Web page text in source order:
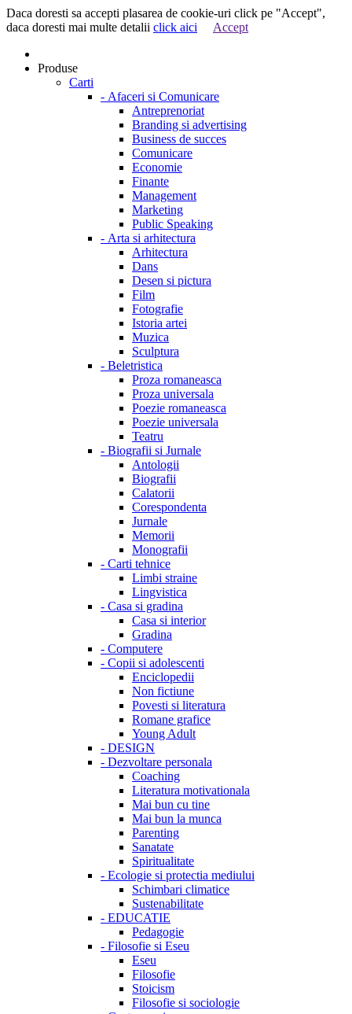
Daca doresti sa accepti plasarea de cookie-uri click pe "Accept",
daca doresti mai multe detalii click aici Accept
Produse
Carti
- Afaceri si Comunicare
Antreprenoriat
Branding si advertising
Business de succes
Comunicare
Economie
Finante
Management
Marketing
Public Speaking
- Arta si arhitectura
Arhitectura
Dans
Desen si pictura
Film
Fotografie
Istoria artei
Muzica
Sculptura
- Beletristica
Proza romaneasca
Proza universala
Poezie romaneasca
Poezie universala
Teatru
- Biografii si Jurnale
Antologii
Biografii
Calatorii
Corespondenta
Jurnale
Memorii
Monografii
- Carti tehnice
Limbi straine
Lingvistica
- Casa si gradina
Casa si interior
Gradina
- Computere
- Copii si adolescenti
Enciclopedii
Non fictiune
Povesti si literatura
Romane grafice
Young Adult
- DESIGN
- Dezvoltare personala
Coaching
Literatura motivationala
Mai bun cu tine
Mai bun la munca
Parenting
Sanatate
Spiritualitate
- Ecologie si protectia mediului
Schimbari climatice
Sustenabilitate
- EDUCATIE
Pedagogie
- Filosofie si Eseu
Eseu
Filosofie
Stoicism
Filosofie si sociologie